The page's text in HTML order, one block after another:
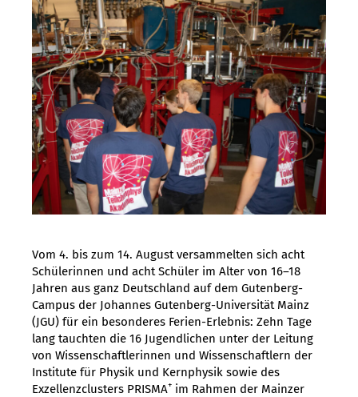
Vom 4. bis zum 14. August versammelten sich acht
Schülerinnen und acht Schüler im Alter von 16–18
Jahren aus ganz Deutschland auf dem Gutenberg-
Campus der Johannes Gutenberg-Universität Mainz
(JGU) für ein besonderes Ferien-Erlebnis: Zehn Tage
lang tauchten die 16 Jugendlichen unter der Leitung
von Wissenschaftlerinnen und Wissenschaftlern der
Institute für Physik und Kernphysik sowie des
Exzellenzclusters PRISMA+ im Rahmen der Mainzer